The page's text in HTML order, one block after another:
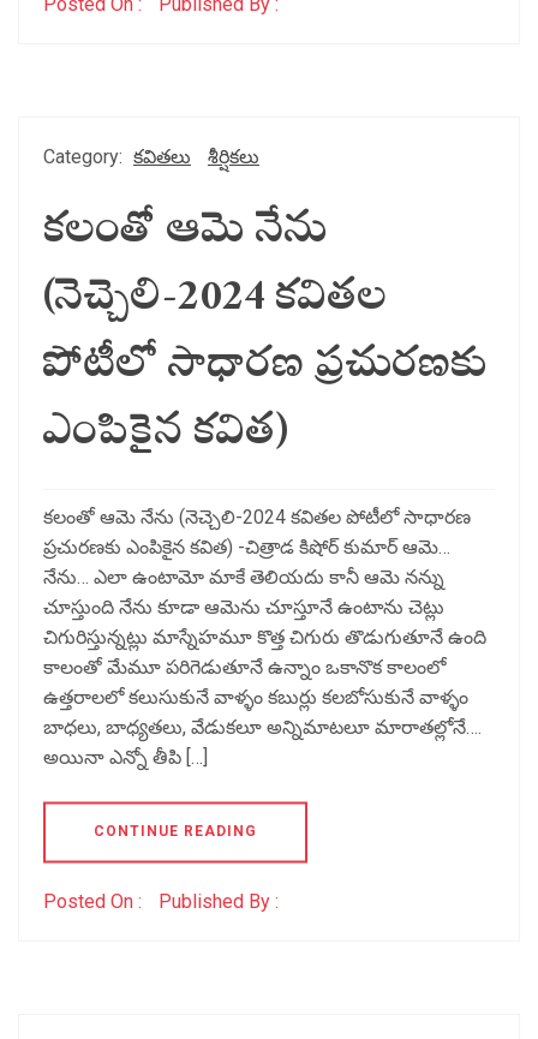
Category: కవితలు శీర్షికలు
కలంతో ఆమె నేను
(నెచ్చెలి-2024 కవితల
పోటీలో సాధారణ ప్రచురణకు
ఎంపికైన కవిత)
కలంతో ఆమె నేను (నెచ్చెలి-2024 కవితల పోటీలో సాధారణ
ప్రచురణకు ఎంపికైన కవిత) -చిత్రాడ కిషోర్ కుమార్ ఆమె…
నేను… ఎలా ఉంటామో మాకే తెలియదు కానీ ఆమె నన్ను
చూస్తుంది నేను కూడా ఆమెను చూస్తూనే ఉంటాను చెట్లు
చిగురిస్తున్నట్లు మాస్నేహమూ కొత్త చిగురు తొడుగుతూనే ఉంది
కాలంతో మేమూ పరిగెడుతూనే ఉన్నాం ఒకానొక కాలంలో
ఉత్తరాలలో కలుసుకునే వాళ్ళం కబుర్లు కలబోసుకునే వాళ్ళం
బాధలు, బాధ్యతలు, వేడుకలూ అన్నిమాటలూ మారాతల్లోనే….
అయినా ఎన్నో తీపి […]
CONTINUE READING
Posted On : Published By :